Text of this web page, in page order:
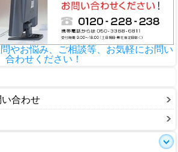
やお悩み、ご相談等、お気軽にお問い
合わせください！
合わせ